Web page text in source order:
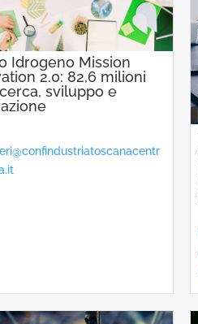
Idrogeno Mission
2.0: 82,6 milioni
sviluppo e